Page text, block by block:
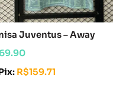
Juventus – Away
R$159.71